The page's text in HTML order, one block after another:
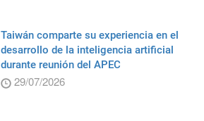
Taiwán comparte su experiencia en el
desarrollo de la inteligencia artificial
durante reunión del APEC
29/07/2026